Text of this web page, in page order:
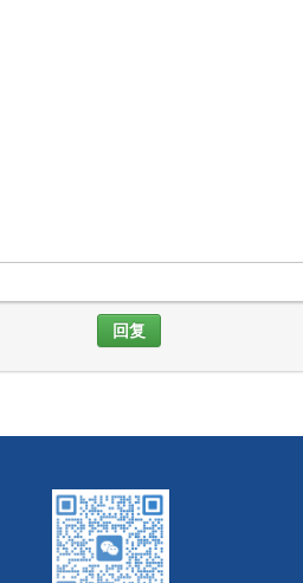
回复